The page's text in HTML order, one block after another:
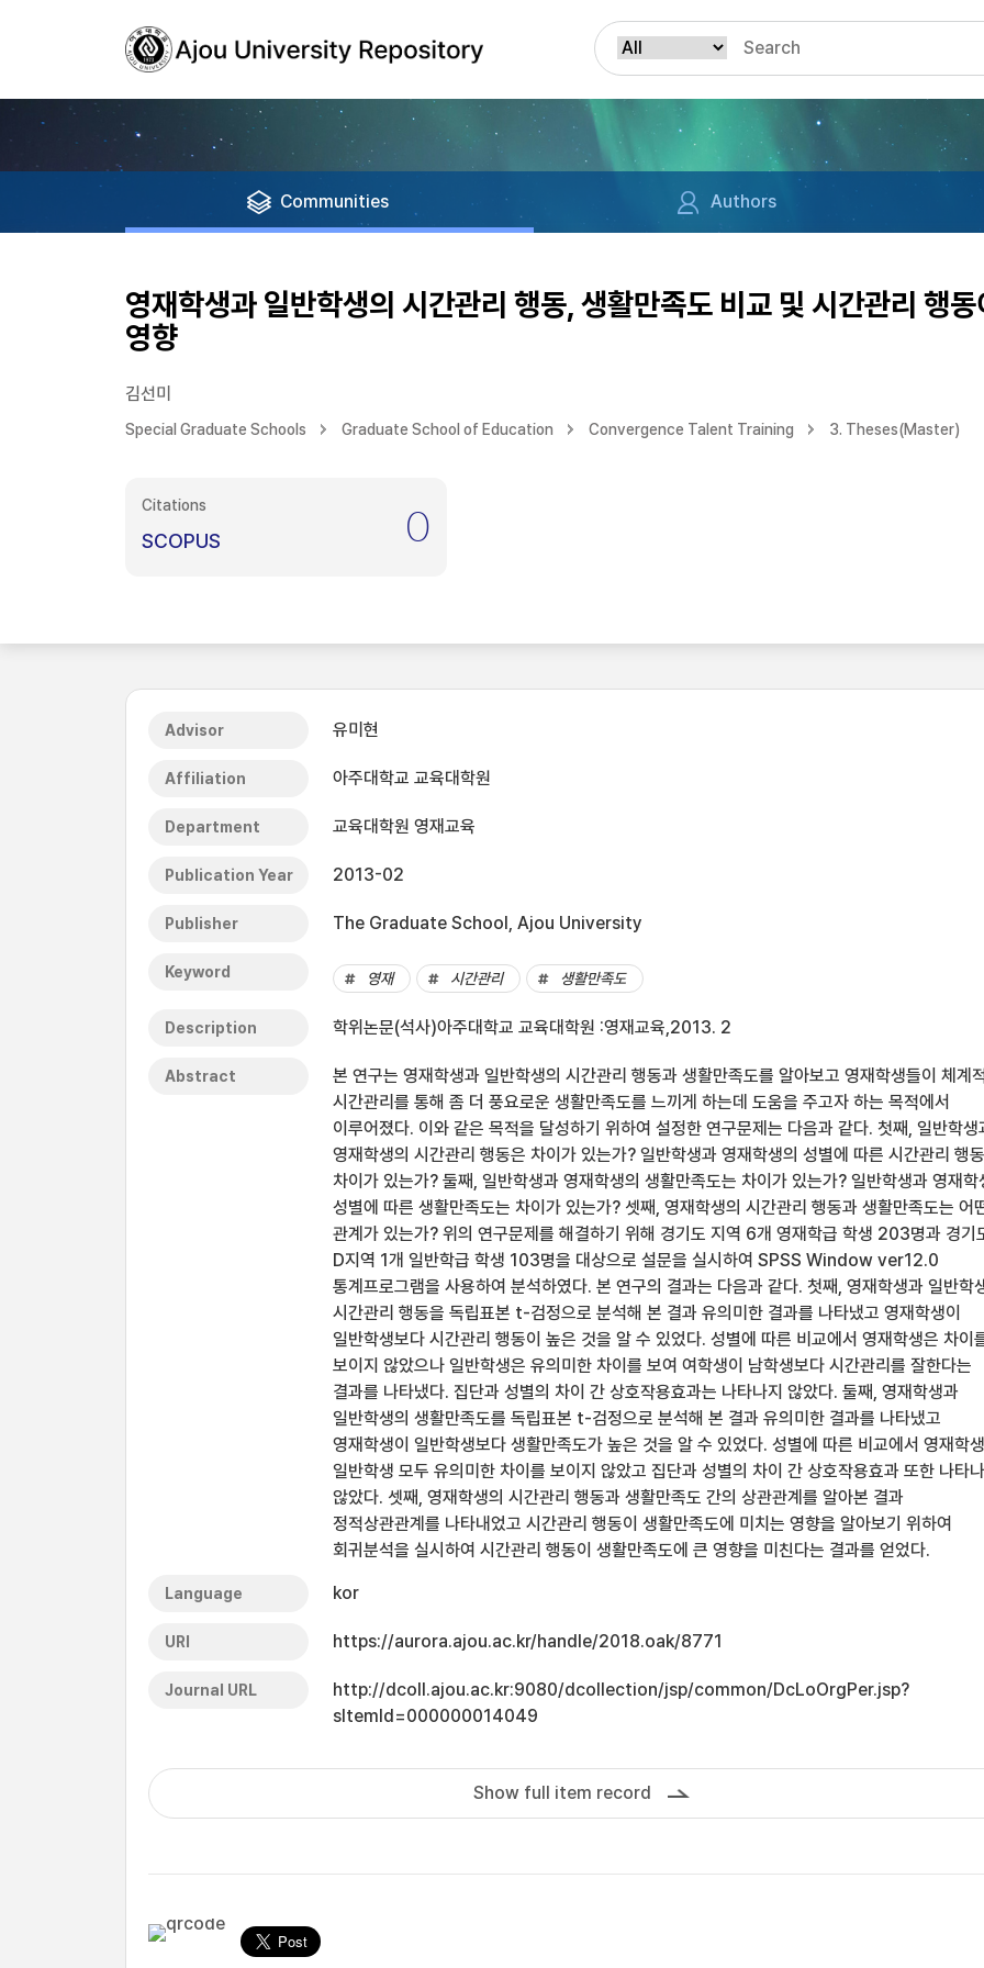
Communities Authors
영재학생과 일반학생의 시간관리 행동, 생활만족도 비교 및 시간관리 행
영향
김선미
Special Graduate Schools Graduate School of Education Convergence Talent Training 3. Theses(Master)
Citations
SCOPUS 0
Advisor 유미현
Affiliation 아주대학교 교육대학원
Department 교육대학원 영재교육
Publication Year 2013-02
Publisher The Graduate School, Ajou University
Keyword 영재 시간관리 생활만족도
Description 학위논문(석사)아주대학교 교육대학원 :영재교육,2013. 2
Abstract
본 연구는 영재학생과 일반학생의 시간관리 행동과 생활만족도를 알아보고 영재학생들이 체계
시간관리를 통해 좀 더 풍요로운 생활만족도를 느끼게 하는데 도움을 주고자 하는 목적에서
이루어졌다. 이와 같은 목적을 달성하기 위하여 설정한 연구문제는 다음과 같다. 첫째, 일반학생
영재학생의 시간관리 행동은 차이가 있는가? 일반학생과 영재학생의 성별에 따른 시간관리 행
차이가 있는가? 둘째, 일반학생과 영재학생의 생활만족도는 차이가 있는가? 일반학생과 영재학
성별에 따른 생활만족도는 차이가 있는가? 셋째, 영재학생의 시간관리 행동과 생활만족도는 어
관계가 있는가? 위의 연구문제를 해결하기 위해 경기도 지역 6개 영재학급 학생 203명과 경기
D지역 1개 일반학급 학생 103명을 대상으로 설문을 실시하여 SPSS Window ver12.0
통계프로그램을 사용하여 분석하였다. 본 연구의 결과는 다음과 같다. 첫째, 영재학생과 일반학
시간관리 행동을 독립표본 t-검정으로 분석해 본 결과 유의미한 결과를 나타냈고 영재학생이
일반학생보다 시간관리 행동이 높은 것을 알 수 있었다. 성별에 따른 비교에서 영재학생은 차이
보이지 않았으나 일반학생은 유의미한 차이를 보여 여학생이 남학생보다 시간관리를 잘한다는
결과를 나타냈다. 집단과 성별의 차이 간 상호작용효과는 나타나지 않았다. 둘째, 영재학생과
일반학생의 생활만족도를 독립표본 t-검정으로 분석해 본 결과 유의미한 결과를 나타냈고
영재학생이 일반학생보다 생활만족도가 높은 것을 알 수 있었다. 성별에 따른 비교에서 영재학
일반학생 모두 유의미한 차이를 보이지 않았고 집단과 성별의 차이 간 상호작용효과 또한 나타나
않았다. 셋째, 영재학생의 시간관리 행동과 생활만족도 간의 상관관계를 알아본 결과
정적상관관계를 나타내었고 시간관리 행동이 생활만족도에 미치는 영향을 알아보기 위하여
회귀분석을 실시하여 시간관리 행동이 생활만족도에 큰 영향을 미친다는 결과를 얻었다.
Language kor
URI https://aurora.ajou.ac.kr/handle/2018.oak/8771
Journal URL
http://dcoll.ajou.ac.kr:9080/dcollection/jsp/common/DcLoOrgPer.jsp?
sItemId=000000014049
Show full item record